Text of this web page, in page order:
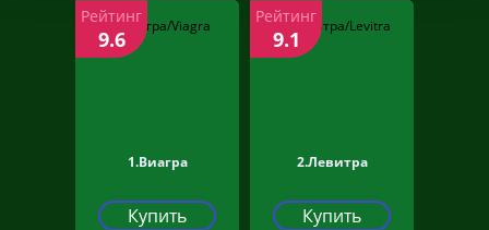
1.Виагра
Купить
Рейтинг
9.6
2.Левитра
Купить
Рейтинг
9.1